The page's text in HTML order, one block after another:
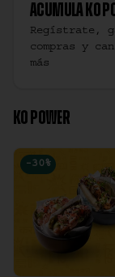
Acumula Ko
Regístrate,
compras y
más
KO POWER
-30 %